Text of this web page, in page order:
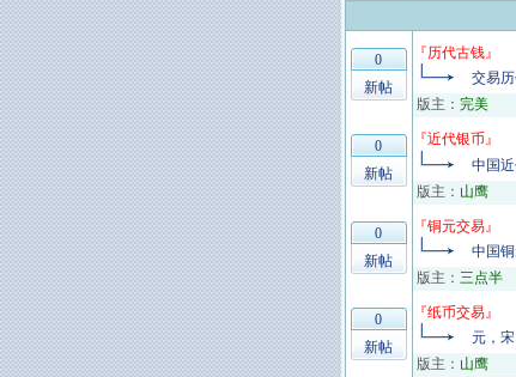
0
新帖
『历代古钱』
交易
版主： 完美
0
新帖
『近代银币』
中国
版主： 山鹰
0
新帖
『铜元交易』
中国
版主： 三点半
0
新帖
『纸币交易』
元，
版主： 山鹰